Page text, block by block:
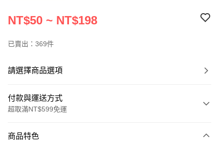
NT$50 ~ NT$198
已賣出：369件
請選擇商品選項
付款與運送方式
超取滿NT$599免運
信用卡一次付款
商品特色